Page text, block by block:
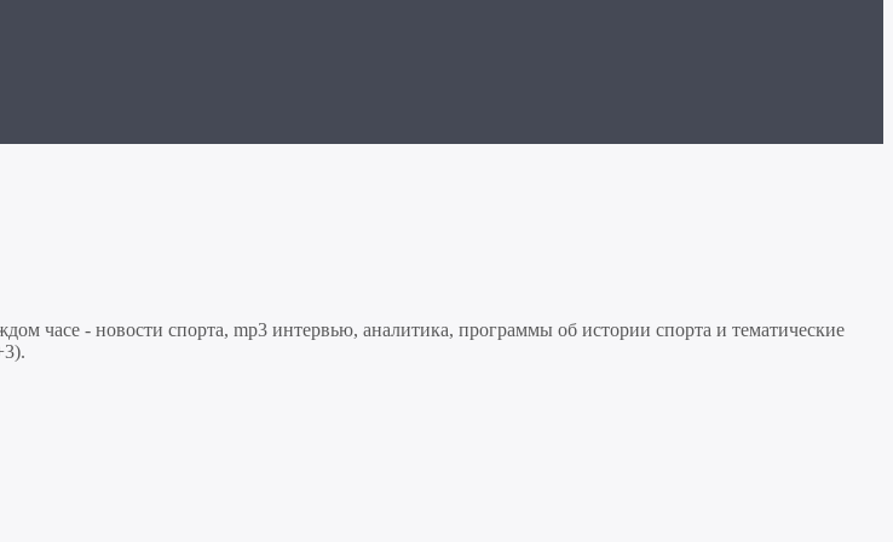
часе - новости спорта, mp3 интервью, аналитика, программы об истории спорта и тематические